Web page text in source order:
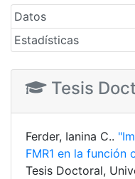
Datos
Estadísticas
Tesis
Ferder, Ianina C..
FMR1 en la función
Tesis Doctoral,